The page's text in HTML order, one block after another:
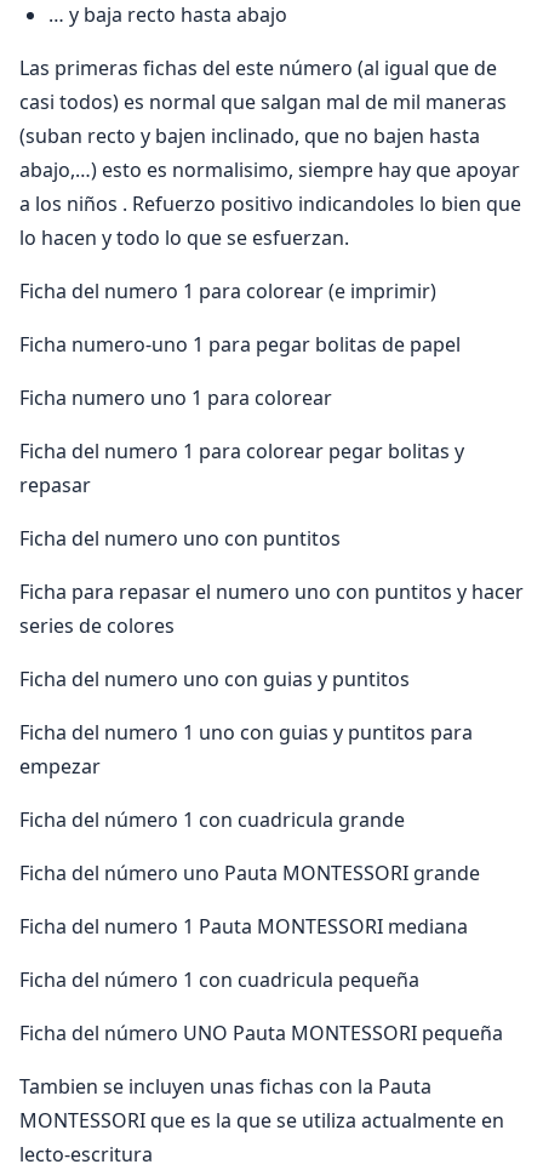
… y baja recto hasta abajo
Las primeras fichas del este número (al igual que de
casi todos) es normal que salgan mal de mil maneras
(suban recto y bajen inclinado, que no bajen hasta
abajo,…) esto es normalisimo, siempre hay que apoyar
a los niños . Refuerzo positivo indicandoles lo bien que
lo hacen y todo lo que se esfuerzan.
Ficha del numero 1 para colorear (e imprimir)
Ficha numero-uno 1 para pegar bolitas de papel
Ficha numero uno 1 para colorear
Ficha del numero 1 para colorear pegar bolitas y
repasar
Ficha del numero uno con puntitos
Ficha para repasar el numero uno con puntitos y hacer
series de colores
Ficha del numero uno con guias y puntitos
Ficha del numero 1 uno con guias y puntitos para
empezar
Ficha del número 1 con cuadricula grande
Ficha del número uno Pauta MONTESSORI grande
Ficha del numero 1 Pauta MONTESSORI mediana
Ficha del número 1 con cuadricula pequeña
Ficha del número UNO Pauta MONTESSORI pequeña
Tambien se incluyen unas fichas con la Pauta
MONTESSORI que es la que se utiliza actualmente en
lecto-escritura